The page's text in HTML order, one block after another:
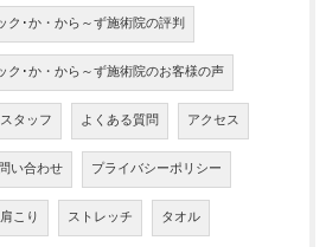
ク･か・から～ず施術院の評判
ク･か・から～ず施術院のお客様の声
スタッフ よくある質問 アクセス
い合わせ プライバシーポリシー
肩こり ストレッチ タオル